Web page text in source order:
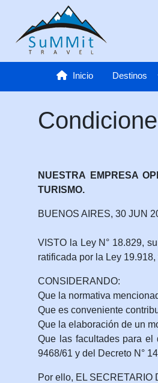
Inicio Destinos
NUESTRA EMPRESA
TURISMO.
BUENOS AIRES, 30 JUN
VISTO la Ley N° 18.829,
ratificada por la Ley 19.918,
CONSIDERANDO:
Que la normativa
Que es conveniente
Que la elaboración de un
Que las facultades para el
9468/61 y del Decreto N°
Por ello, EL SECRETARIO